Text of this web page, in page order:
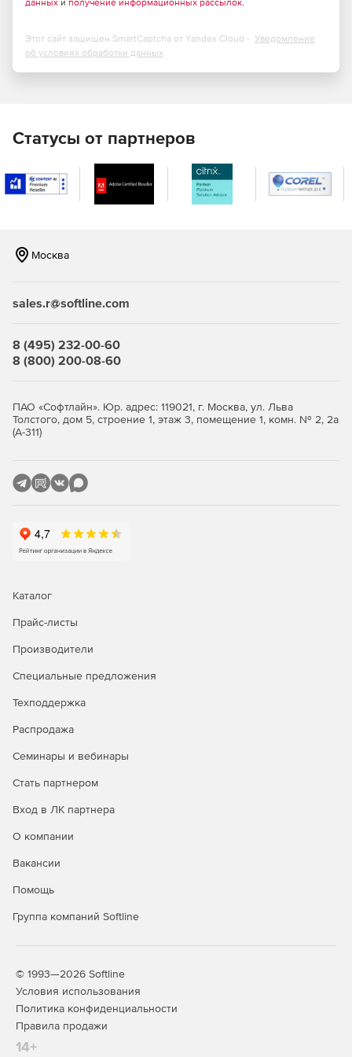
по наименованию расценок;
перевозки и массы брутто для материалов;
Возможность отключать в локальной смете расчёт
вспомогательных ненормируемых материалов;
позиций конъюнктурного анализа;
выбранной в смете, среди подключённых в
программе нормативных баз;
программе нормативных баз;
При использовании макросов возможность быстрого
Заданное примечание для папок и документов
выводится в таблице;
ценах и индексах при загрузке данных из сплит-
формы;
Возможность замены ресурса в соответствии с
сборником расценок: автоматический перерасчёт
стоимости расценок при любом изменении в данных,
безопасности (защита паролем, разрешённые
Действия с группами однородных строительных
строительных ресурсов, добавлена информация о
нормативных базах и в локальных сметах,
возможность индексации ресурсов в локальной смете
поддержка вложений, поддержка настроек
безопасности (защита паролем, разрешённые
операции);
данных и получение информационных рассылок.
Этот сайт защищен SmartCaptcha от Yandex Cloud - Уведомление
об условиях обработки данных
Статусы от партнеров
Москва
sales.r@softline.com
8 (495) 232-00-60
8 (800) 200-08-60
ПАО «Софтлайн». Юр. адрес: 119021, г. Москва, ул. Льва
Толстого, дом 5, строение 1, этаж 3, помещение 1, комн. № 2, 2а
(А-311)
Каталог
Прайс-листы
Производители
Специальные предложения
Техподдержка
Распродажа
Семинары и вебинары
Стать партнером
Вход в ЛК партнера
О компании
Вакансии
Помощь
Группа компаний Softline
© 1993—2026 Softline
Условия использования
Политика конфиденциальности
Правила продажи
14+